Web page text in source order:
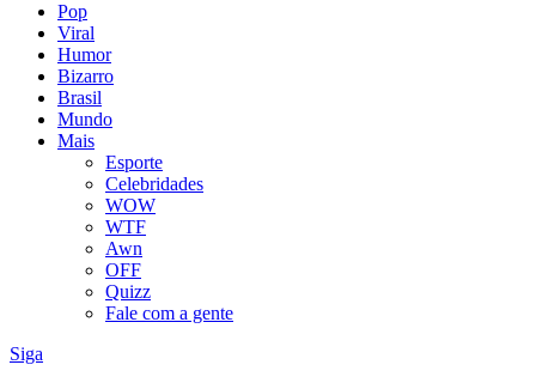
Pop
Viral
Humor
Bizarro
Brasil
Mundo
Mais
Esporte
Celebridades
WOW
WTF
Awn
OFF
Quizz
Fale com a gente
Siga